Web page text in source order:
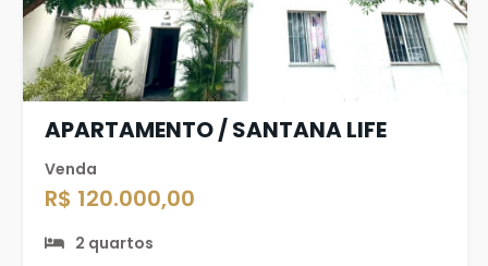
APARTAMENTO / SANTANA LIFE
Venda
R$ 120.000,00
2 quartos